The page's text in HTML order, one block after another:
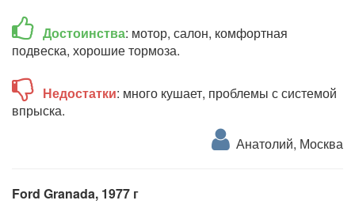
Достоинства: мотор, салон, комфортная
подвеска, хорошие тормоза.
Недостатки: много кушает, проблемы с системой
впрыска.
Анатолий, Москва
Ford Granada, 1977 г